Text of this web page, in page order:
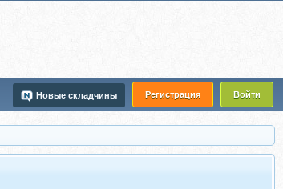
Регистрация Войти
Новые складчины